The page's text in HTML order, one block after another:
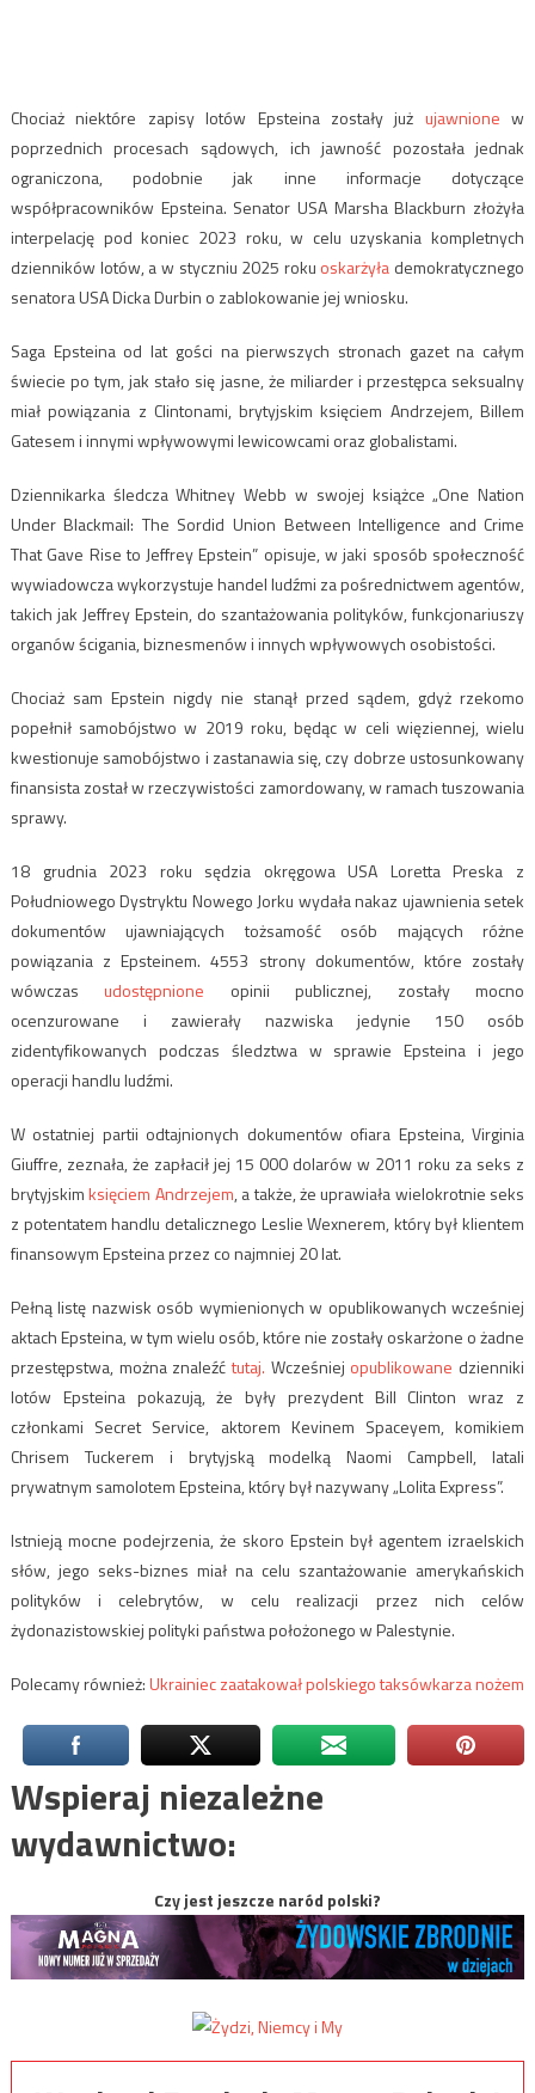
Chociaż niektóre zapisy lotów Epsteina zostały już ujawnione w
poprzednich procesach sądowych, ich jawność pozostała jednak
ograniczona, podobnie jak inne informacje dotyczące
współpracowników Epsteina. Senator USA Marsha Blackburn złożyła
interpelację pod koniec 2023 roku, w celu uzyskania kompletnych
dzienników lotów, a w styczniu 2025 roku oskarżyła demokratycznego
senatora USA Dicka Durbin o zablokowanie jej wniosku.
Saga Epsteina od lat gości na pierwszych stronach gazet na całym
świecie po tym, jak stało się jasne, że miliarder i przestępca seksualny
miał powiązania z Clintonami, brytyjskim księciem Andrzejem, Billem
Gatesem i innymi wpływowymi lewicowcami oraz globalistami.
Dziennikarka śledcza Whitney Webb w swojej książce „One Nation
Under Blackmail: The Sordid Union Between Intelligence and Crime
That Gave Rise to Jeffrey Epstein” opisuje, w jaki sposób społeczność
wywiadowcza wykorzystuje handel ludźmi za pośrednictwem agentów,
takich jak Jeffrey Epstein, do szantażowania polityków, funkcjonariuszy
organów ścigania, biznesmenów i innych wpływowych osobistości.
Chociaż sam Epstein nigdy nie stanął przed sądem, gdyż rzekomo
popełnił samobójstwo w 2019 roku, będąc w celi więziennej, wielu
kwestionuje samobójstwo i zastanawia się, czy dobrze ustosunkowany
finansista został w rzeczywistości zamordowany, w ramach tuszowania
sprawy.
18 grudnia 2023 roku sędzia okręgowa USA Loretta Preska z
Południowego Dystryktu Nowego Jorku wydała nakaz ujawnienia setek
dokumentów ujawniających tożsamość osób mających różne
powiązania z Epsteinem. 4553 strony dokumentów, które zostały
wówczasudostępnione opinii publicznej, zostały mocno
ocenzurowane i zawierały nazwiska jedynie 150 osób
zidentyfikowanych podczas śledztwa w sprawie Epsteina i jego
operacji handlu ludźmi.
W ostatniej partii odtajnionych dokumentów ofiara Epsteina, Virginia
Giuffre, zeznała, że ​​zapłacił jej 15 000 dolarów w 2011 roku za seks z
brytyjskimksięciem Andrzejem, a także, że uprawiała wielokrotnie seks
z potentatem handlu detalicznego Leslie Wexnerem, który był klientem
finansowym Epsteina przez co najmniej 20 lat.
Pełną listę nazwisk osób wymienionych w opublikowanych wcześniej
aktach Epsteina, w tym wielu osób, które nie zostały oskarżone o żadne
przestępstwa, można znaleźć tutaj. Wcześniej opublikowane dzienniki
lotów Epsteina pokazują, że były prezydent Bill Clinton wraz z
członkami Secret Service, aktorem Kevinem Spaceyem, komikiem
Chrisem Tuckerem i brytyjską modelką Naomi Campbell, latali
prywatnym samolotem Epsteina, który był nazywany „Lolita Express”.
Istnieją mocne podejrzenia, że skoro Epstein był agentem izraelskich
słów, jego seks-biznes miał na celu szantażowanie amerykańskich
polityków i celebrytów, w celu realizacji przez nich celów
żydonazistowskiej polityki państwa położonego w Palestynie.
Polecamy również:Ukrainiec zaatakował polskiego taksówkarza nożem
Wspieraj niezależne
wydawnictwo:
Czy jest jeszcze naród polski?